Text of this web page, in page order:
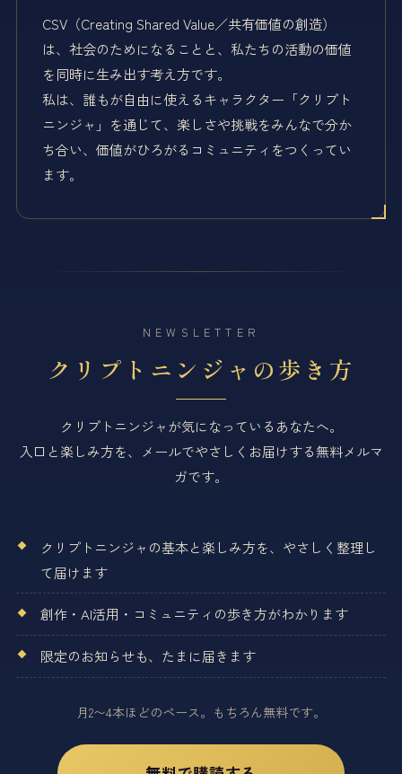
CSV（Creating Shared Value／共有価値の創造）
は、社会のためになることと、私たちの活動の価値
を同時に生み出す考え方です。
私は、誰もが自由に使えるキャラクター「クリプト
ニンジャ」を通じて、楽しさや挑戦をみんなで分か
ち合い、価値がひろがるコミュニティをつくってい
ます。
NEWSLETTER
クリプトニンジャの歩き方
クリプトニンジャが気になっているあなたへ。
入口と楽しみ方を、メールでやさしくお届けする無料メルマ
ガです。
クリプトニンジャの基本と楽しみ方を、やさしく整理し
て届けます
創作・AI活用・コミュニティの歩き方がわかります
限定のお知らせも、たまに届きます
月2〜4本ほどのペース。もちろん無料です。